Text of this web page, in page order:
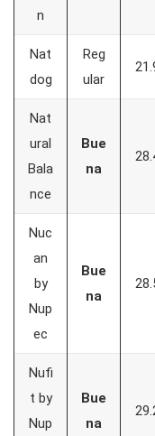
n
Nat
dog
Reg
ular
Nat
ural
Bala
nce
Bue
na
Nuc
an
by
Nup
ec
Bue
na
Nufi
t by
Nup
Bue
na